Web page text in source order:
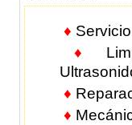
♦
♦
♦
♦